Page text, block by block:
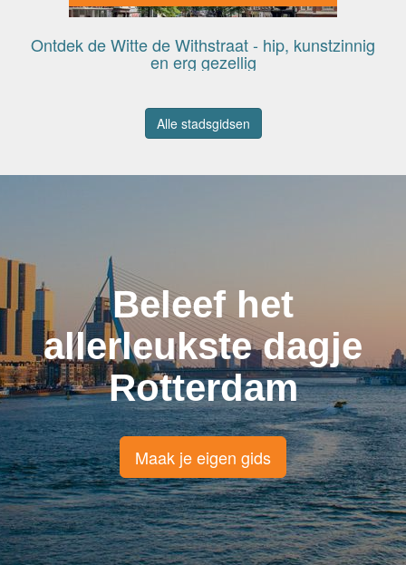
Ontdek de Witte de Withstraat - hip, kunstzinnig
en erg gezellig
Alle stadsgidsen
Beleef het
allerleukste dagje
Rotterdam
Maak je eigen gids